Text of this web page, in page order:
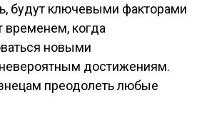
будут ключевыми факторами
временем, когда
новыми
достижениям.
преодолеть любые